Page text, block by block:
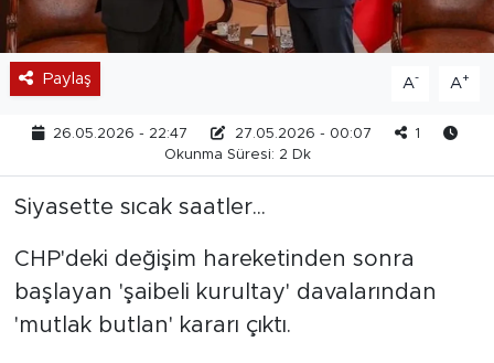
Paylaş A- A+
26.05.2026 - 22:47 27.05.2026 - 00:07
1
Okunma Süresi: 2 Dk
Siyasette sıcak saatler...
CHP'deki değişim hareketinden sonra
başlayan 'şaibeli kurultay' davalarından
'mutlak butlan' kararı çıktı.